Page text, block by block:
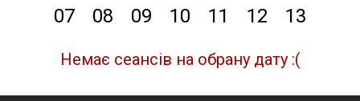
07
08 09 10 11 12 13
Немає сеансів на обрану дату :(